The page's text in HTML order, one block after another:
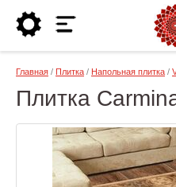
Главная / Плитка / Напольная плитка /
Плитка